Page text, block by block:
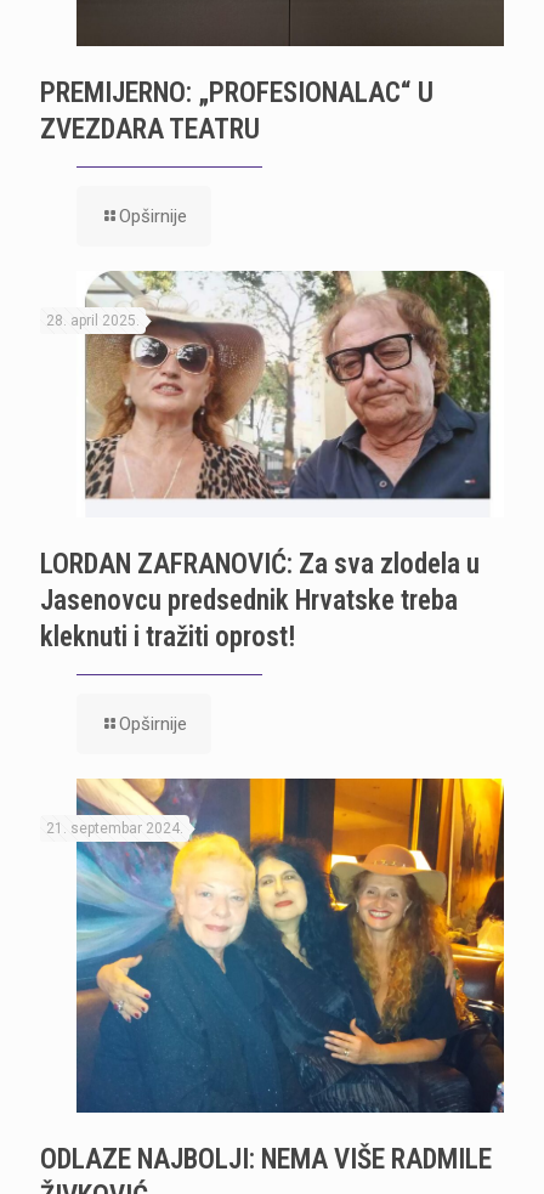
PREMIJERNO: „PROFESIONALAC“ U
ZVEZDARA TEATRU
Opširnije
28. april 2025.
LORDAN ZAFRANOVIĆ: Za sva zlodela u
Jasenovcu predsednik Hrvatske treba
kleknuti i tražiti oprost!
Opširnije
21. septembar 2024.
ODLAZE NAJBOLJI: NEMA VIŠE RADMILE